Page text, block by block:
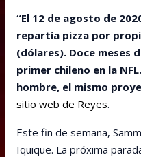
“El 12 de agosto de
repartía pizza por
(dólares). Doce meses
primer chileno en la
hombre, el mismo
sitio web de Reyes.
Este fin de semana,
Iquique. La próxima